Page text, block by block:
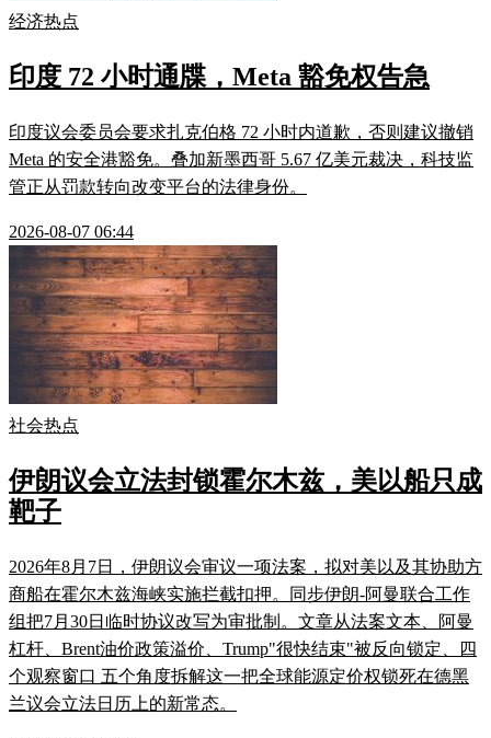
经济热点
印度 72 小时通牒，Meta 豁免权告急
印度议会委员会要求扎克伯格 72 小时内道歉，否则建议撤销
Meta 的安全港豁免。叠加新墨西哥 5.67 亿美元裁决，科技监
管正从罚款转向改变平台的法律身份。
2026-08-07 06:44
社会热点
伊朗议会立法封锁霍尔木兹，美以船只成
靶子
2026年8月7日，伊朗议会审议一项法案，拟对美以及其协助方
商船在霍尔木兹海峡实施拦截扣押。同步伊朗-阿曼联合工作
组把7月30日临时协议改写为审批制。文章从法案文本、阿曼
杠杆、Brent油价政策溢价、Trump"很快结束"被反向锁定、四
个观察窗口 五个角度拆解这一把全球能源定价权锁死在德黑
兰议会立法日历上的新常态。